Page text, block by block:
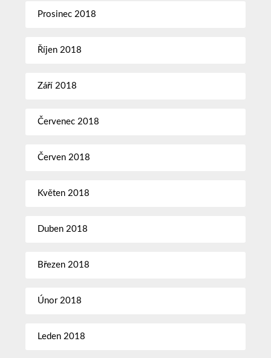
Prosinec 2018
Říjen 2018
Září 2018
Červenec 2018
Červen 2018
Květen 2018
Duben 2018
Březen 2018
Únor 2018
Leden 2018